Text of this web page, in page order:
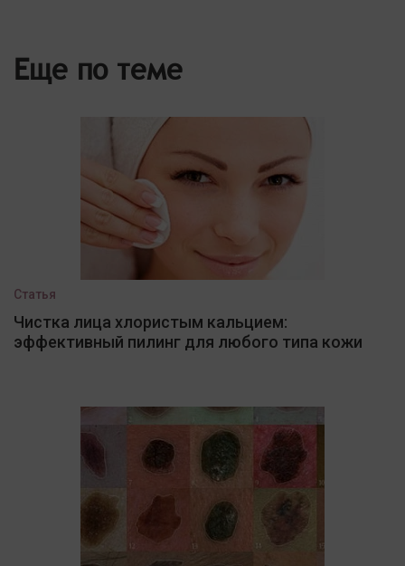
Еще по теме
Статья
Чистка лица хлористым кальцием:
эффективный пилинг для любого типа кожи